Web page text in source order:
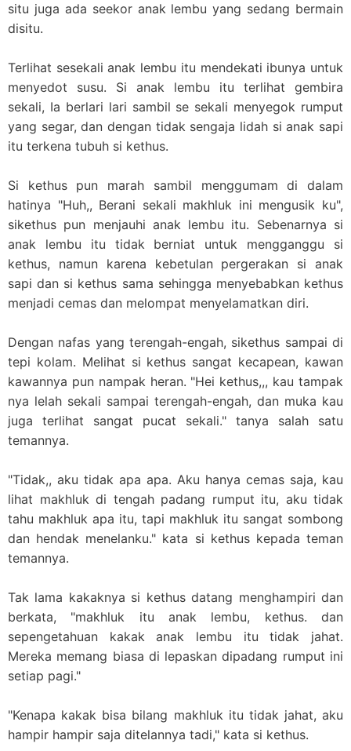
situ juga ada seekor anak lembu yang sedang bermain
disitu.
Terlihat sesekali anak lembu itu mendekati ibunya untuk
menyedot susu. Si anak lembu itu terlihat gembira
sekali, Ia berlari lari sambil se sekali menyegok rumput
yang segar, dan dengan tidak sengaja lidah si anak sapi
itu terkena tubuh si kethus.
Si kethus pun marah sambil menggumam di dalam
hatinya "Huh,, Berani sekali makhluk ini mengusik ku",
sikethus pun menjauhi anak lembu itu. Sebenarnya si
anak lembu itu tidak berniat untuk mengganggu si
kethus, namun karena kebetulan pergerakan si anak
sapi dan si kethus sama sehingga menyebabkan kethus
menjadi cemas dan melompat menyelamatkan diri.
Dengan nafas yang terengah-engah, sikethus sampai di
tepi kolam. Melihat si kethus sangat kecapean, kawan
kawannya pun nampak heran. "Hei kethus,,, kau tampak
nya lelah sekali sampai terengah-engah, dan muka kau
juga terlihat sangat pucat sekali." tanya salah satu
temannya.
"Tidak,, aku tidak apa apa. Aku hanya cemas saja, kau
lihat makhluk di tengah padang rumput itu, aku tidak
tahu makhluk apa itu, tapi makhluk itu sangat sombong
dan hendak menelanku." kata si kethus kepada teman
temannya.
Tak lama kakaknya si kethus datang menghampiri dan
berkata, "makhluk itu anak lembu, kethus. dan
sepengetahuan kakak anak lembu itu tidak jahat.
Mereka memang biasa di lepaskan dipadang rumput ini
setiap pagi."
"Kenapa kakak bisa bilang makhluk itu tidak jahat, aku
hampir hampir saja ditelannya tadi," kata si kethus.